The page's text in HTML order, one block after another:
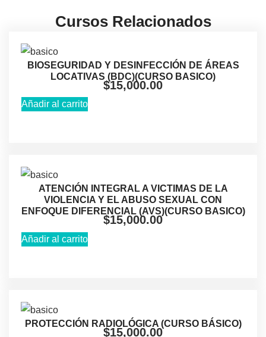
Cursos Relacionados
BIOSEGURIDAD Y DESINFECCIÓN DE ÁREAS
LOCATIVAS (BDC)(CURSO BASICO)
$15,000.00
Añadir al carrito
ATENCIÓN INTEGRAL A VICTIMAS DE LA
VIOLENCIA Y EL ABUSO SEXUAL CON
ENFOQUE DIFERENCIAL (AVS)(CURSO BASICO)
$15,000.00
Añadir al carrito
PROTECCIÓN RADIOLÓGICA (CURSO BÁSICO)
$15,000.00